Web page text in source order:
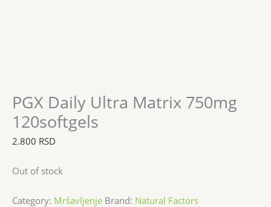
PGX Daily Ultra Matrix 750mg
120softgels
2.800 RSD
Out of stock
Category: Mršavljenje Brand: Natural Factors